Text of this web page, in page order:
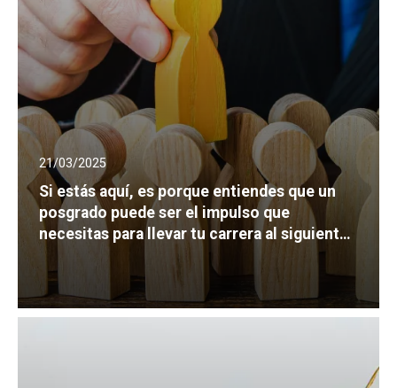
21/03/2025
Si estás aquí, es porque entiendes que un
posgrado puede ser el impulso que
necesitas para llevar tu carrera al siguiente